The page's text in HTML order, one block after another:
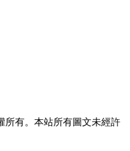
所有。本站所有圖文未經許